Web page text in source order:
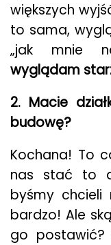
większych
to sama,
„jak mnie
wyglądam
2. Macie
budowę?
Kochana! To
nas stać to
byśmy chcieli
bardzo! Ale
go postawić?